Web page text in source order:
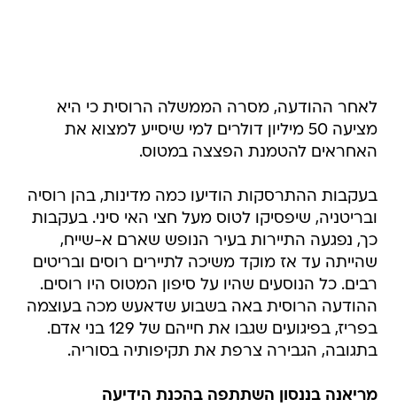
לאחר ההודעה, מסרה הממשלה הרוסית כי היא
מציעה 50 מיליון דולרים למי שיסייע למצוא את
האחראים להטמנת הפצצה במטוס.
בעקבות ההתרסקות הודיעו כמה מדינות, בהן רוסיה
ובריטניה, שיפסיקו לטוס מעל חצי האי סיני. בעקבות
כך, נפגעה התיירות בעיר הנופש שארם א-שייח,
שהייתה עד אז מוקד משיכה לתיירים רוסים ובריטים
רבים. כל הנוסעים שהיו על סיפון המטוס היו רוסים.
ההודעה הרוסית באה בשבוע שדאעש מכה בעוצמה
בפריז, בפיגועים שגבו את חייהם של 129 בני אדם.
בתגובה, הגבירה צרפת את תקיפותיה בסוריה.
מריאנה בננסון השתתפה בהכנת הידיעה